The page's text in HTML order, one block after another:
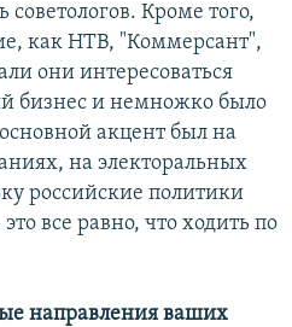
советологов. Кроме того,
как НТВ, "Коммерсант",
они интересоваться
бизнес и немножко было
акцент был на
на электоральных
российские политики
все равно, что ходить по
направления ваших